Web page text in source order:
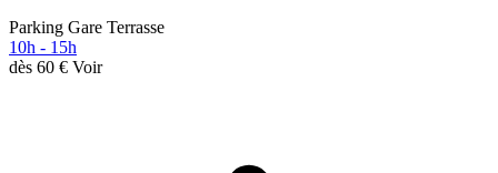
Parking Gare Terrasse
10h - 15h
dès 60 € Voir